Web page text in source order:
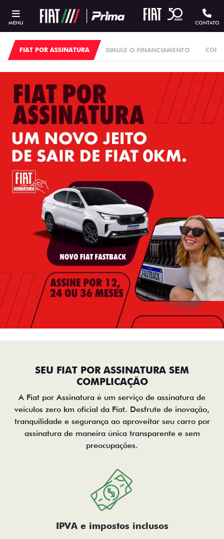
MENU CONTATO
SIMULE O FINANCIAMENTO
FIAT POR ASSINATURA
SEU FIAT POR ASSINATURA SEM
COMPLICAÇÃO
A Fiat por Assinatura é um serviço de assinatura de
veículos zero km oficial da Fiat. Desfrute de inovação,
tranquilidade e segurança ao aproveitar seu carro por
assinatura de maneira única transparente e sem
preocupações.
IPVA e impostos inclusos